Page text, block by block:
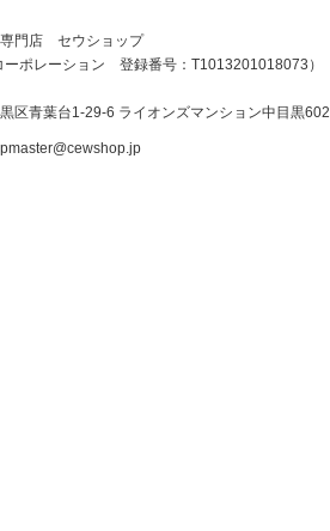
専門店 セウショップ
ーポレーション 登録番号：T1013201018073）
区青葉台1-29-6 ライオンズマンション中目黒602